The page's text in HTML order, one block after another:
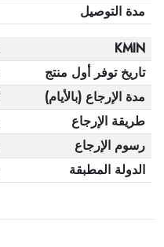
مدة التوصيل
KMIN
تاريخ توفر أول منتج
مدة الإرجاع (بالأيام)
طريقة الإرجاع
رسوم الإرجاع
الدولة المطبقة